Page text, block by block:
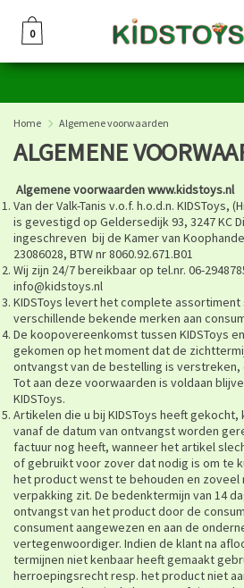
0
0
Home Algemene voorwaarden
ALGEMENE
Algemene voorwaarden www.kidstoys.nl
Van der Valk-Tanis v.o.f. h.o.d.n. KIDSToys,
is gevestigd op Geldersedijk 93, 3247 KC
ingeschreven bij de Kamer van
23086028, BTW nr 8060.92.671.B01
Wij zijn 24/7 bereikbaar op tel.nr. 06-
info@kidstoys.nl
KIDSToys levert het complete
verschillende bekende merken aan
De koopovereenkomst tussen KIDSToys
gekomen op het moment dat de
ontvangst van de bestelling is verstreken,
Tot aan deze voorwaarden is voldaan
KIDSToys.
Artikelen die u bij KIDSToys heeft gekocht,
vanaf de datum van ontvangst worden
factuur nog heeft, wanneer het artikel
of gebruikt voor zover dat nodig is om te
het product wenst te behouden en zoveel
verpakking zit. De bedenktermijn van 14
ontvangst van het product door de
consument aangewezen en aan de
vertegenwoordiger. Indien de klant na
termijnen niet kenbaar heeft gemaakt
herroepingsrecht resp. het product niet